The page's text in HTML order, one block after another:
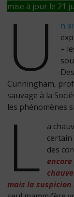
mise à jour le 21
U n
–
Cunningham,
sauvage à la
les phénomènes
L
a
des
mais la